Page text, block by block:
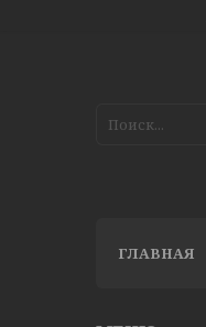
ГЛАВНАЯ